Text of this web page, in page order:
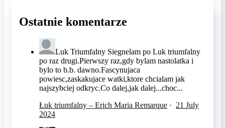
Ostatnie komentarze
Luk Triumfalny Siegnelam po Luk triumfalny
po raz drugi.Pierwszy raz,gdy bylam nastolatka i
bylo to b.b. dawno.Fascynujaca
powiesc,zaskakujace watki,ktore chcialam jak
najszybciej odkryc.Co dalej,jak dalej...choc...
Łuk triumfalny – Erich Maria Remarque · 21 July
2024